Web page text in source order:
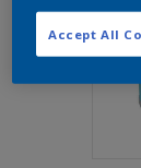
Accept All